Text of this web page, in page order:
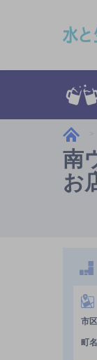
南
お
市
町